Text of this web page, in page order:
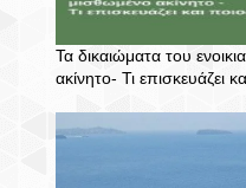
Τα δικαιώματα του
ακίνητο- Τι επισκευάζει